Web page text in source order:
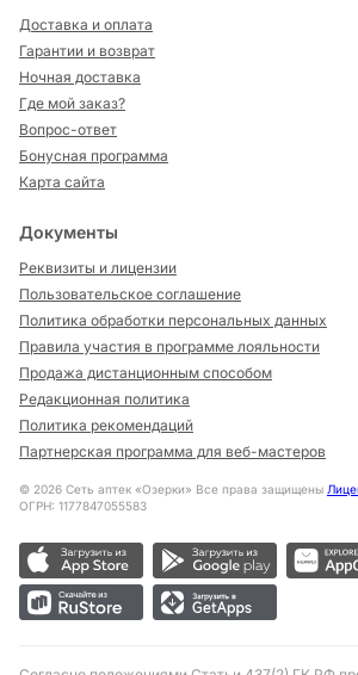
Доставка и оплата
Гарантии и возврат
Ночная доставка
Где мой заказ?
Вопрос-ответ
Бонусная программа
Карта сайта
Документы
Реквизиты и лицензии
Пользовательское соглашение
Политика обработки персональных данных
Правила участия в программе лояльности
Продажа дистанционным способом
Редакционная политика
Политика рекомендаций
Партнерская программа для веб-мастеров
© 2026 Сеть аптек «Озерки» Все права защищены
ОГРН: 1177847055583